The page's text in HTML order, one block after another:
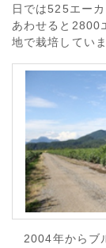
日では525エー
あわせると2800
地で栽培していま
2004年からブ